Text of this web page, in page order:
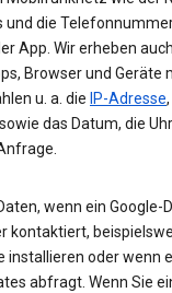
und die
App. Wir erheben
Browser und Geräte
u. a. die IP-Adresse
das Datum, die
wenn ein Google-
kontaktiert,
installieren oder wenn
abfragt. Wenn Sie